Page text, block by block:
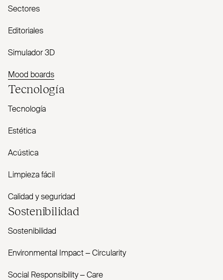
Sectores
Editoriales
Simulador 3D
Mood boards
Tecnología
Tecnología
Estética
Acústica
Limpieza fácil
Calidad y seguridad
Sostenibilidad
Sostenibilidad
Envi­ronmental Impact – Cir­cularity
Social Responsibility – Care